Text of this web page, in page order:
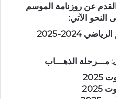
عن روزنامة الموسم
2024-2025
مـــرحلة الذهـــاب